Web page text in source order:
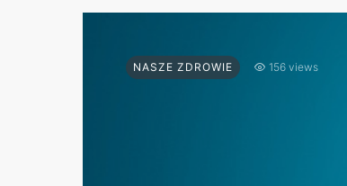
NASZE ZDROWIE 156 views